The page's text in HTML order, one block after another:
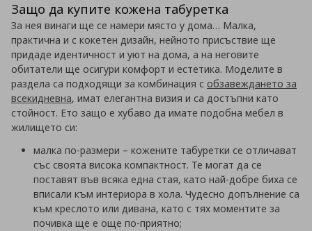
Защо да купите кожена табуретка
За нея винаги ще се намери място у дома… Малка,
практична и с кокетен дизайн, нейното присъствие ще
придаде идентичност и уют на дома, а на неговите
обитатели ще осигури комфорт и естетика. Моделите в
раздела са подходящи за комбинация с обзавеждането за
всекидневна, имат елегантна визия и са достъпни като
стойност. Ето защо е хубаво да имате подобна мебел в
жилището си:
малка по-размери – кожените табуретки се отличават
със своята висока компактност. Те могат да се
поставят във всяка една стая, като най-добре биха се
вписали към интериора в хола. Чудесно допълнение са
към креслото или дивана, като с тях моментите за
почивка ще е още по-приятно;